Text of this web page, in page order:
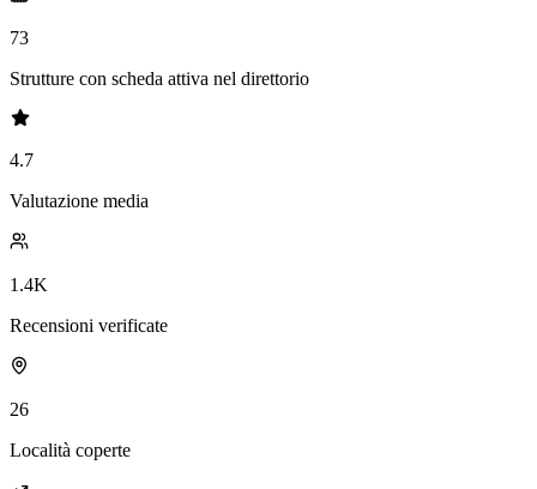
73
Strutture con scheda attiva nel direttorio
4.7
Valutazione media
1.4K
Recensioni verificate
26
Località coperte